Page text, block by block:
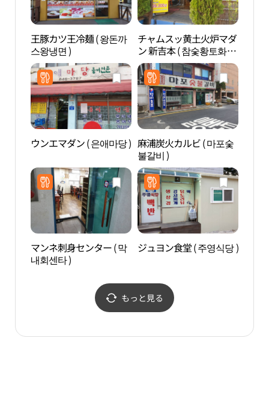
王豚カツ王冷麺 ( 왕돈까
스왕냉면 )
チャムスッ黄土火炉マダ
ン 新吉本 ( 참숯황토화로
마당 신길 )
ウンエマダン ( 은애마당 ) 麻浦炭火カルビ ( 마포숯
불갈비 )
マンネ刺身センター ( 막
내회센타 )
ジュヨン食堂 ( 주영식당 )
もっと見る